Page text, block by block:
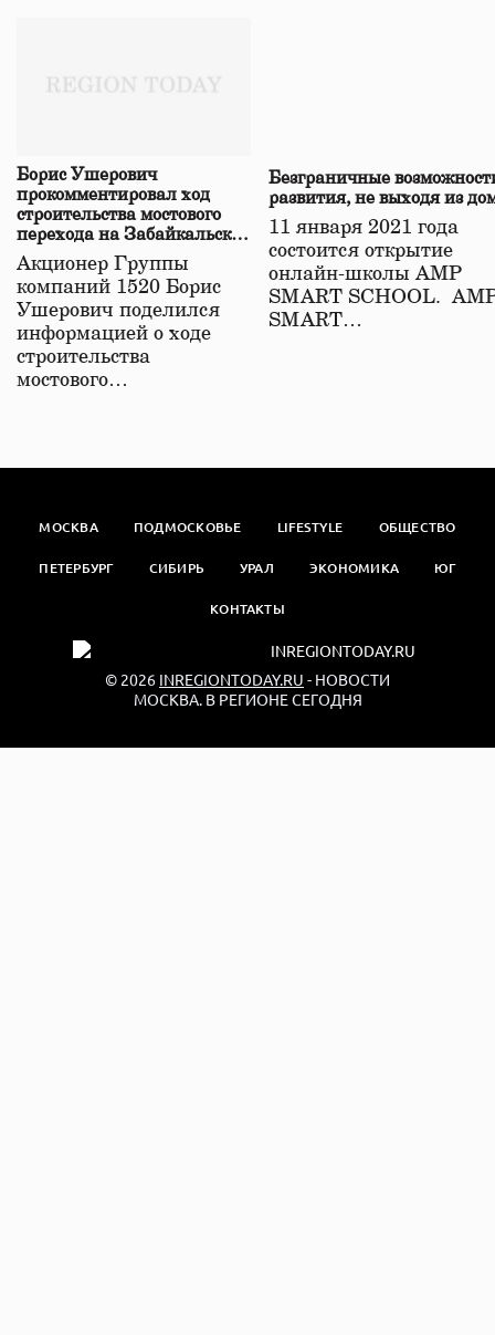
Борис Ушерович
прокомментировал ход
строительства мостового
перехода на Забайкальской
железной дороге
Акционер Группы
компаний 1520 Борис
Ушерович поделился
информацией о ходе
строительства
мостового…
Безграничные
развития, не выходя из
11 января 2021 года
состоится открытие
онлайн-школы АМР
SMART SCHOOL.
SMART…
МОСКВА ПОДМОСКОВЬЕ LIFESTYLE ОБЩЕСТВО
ПЕТЕРБУРГ СИБИРЬ УРАЛ ЭКОНОМИКА ЮГ
КОНТАКТЫ
© 2026 INREGIONTODAY.RU - НОВОСТИ
МОСКВА. В РЕГИОНЕ СЕГОДНЯ